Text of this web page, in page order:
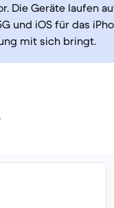
Die Geräte laufen
und iOS für das
mit sich bringt.